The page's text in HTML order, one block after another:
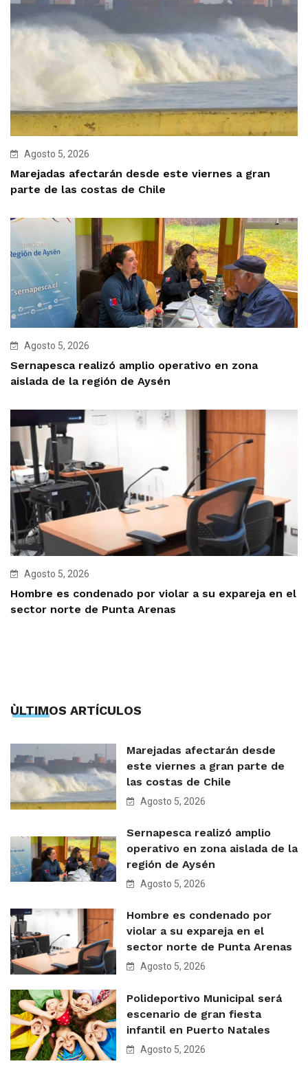
Agosto 5, 2026
Marejadas afectarán desde este viernes a gran
parte de las costas de Chile
Agosto 5, 2026
Sernapesca realizó amplio operativo en zona
aislada de la región de Aysén
Agosto 5, 2026
Hombre es condenado por violar a su expareja en el
sector norte de Punta Arenas
ÙLTIMOS ARTÍCULOS
Marejadas afectarán desde
este viernes a gran parte de
las costas de Chile
Agosto 5, 2026
Sernapesca realizó amplio
operativo en zona aislada de la
región de Aysén
Agosto 5, 2026
Hombre es condenado por
violar a su expareja en el
sector norte de Punta Arenas
Agosto 5, 2026
Polideportivo Municipal será
escenario de gran fiesta
infantil en Puerto Natales
Agosto 5, 2026